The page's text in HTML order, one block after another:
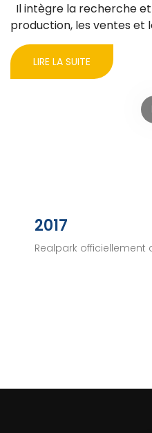
Il intègre la recherche
production, les ventes et
LIRE LA SUITE
2017
Realpark officiellement